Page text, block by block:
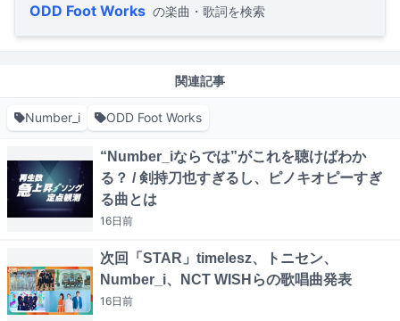
ODD Foot Works の楽曲・歌詞を検索
関連記事
Number_i ODD Foot Works
“Number_iならでは”がこれを聴けばわか
る？ / 剣持刀也すぎるし、ピノキオピーすぎ
る曲とは
16日前
次回「STAR」timelesz、トニセン、
Number_i、NCT WISHらの歌唱曲発表
16日前